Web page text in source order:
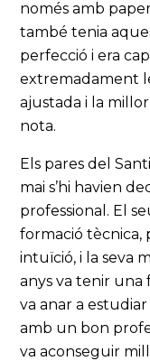
només amb
també tenia
perfecció i era
extremadament
ajustada i la
nota.
Els pares del
mai s’hi havien
professional. El
formació tècnica,
intuïció, i la seva
anys va tenir una
va anar a
amb un bon
va aconseguir